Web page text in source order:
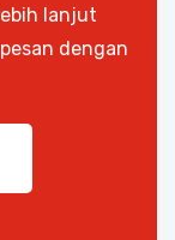
lanjut
dengan